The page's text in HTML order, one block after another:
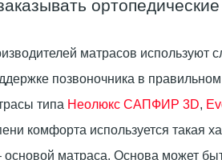
матрасов используют
позвоночника в
типа Неолюкс САПФИР 3D,
комфорта используется такая
основой матраса. Основа может